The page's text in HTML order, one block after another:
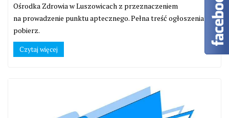
Ośrodka Zdrowia w Luszowicach z przeznaczeniem
na prowadzenie punktu aptecznego. Pełna treść ogłoszenia:
pobierz.
Czytaj więcej